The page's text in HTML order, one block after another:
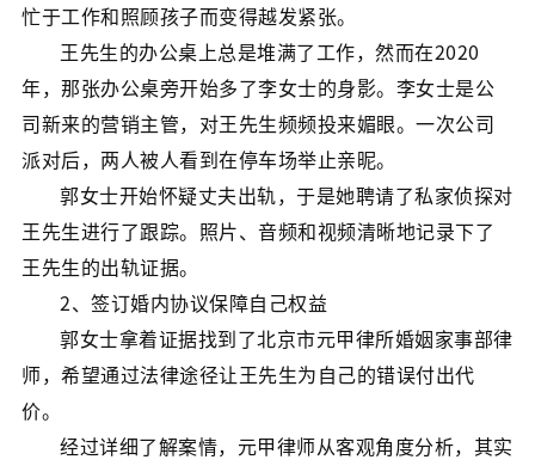
忙于工作和照顾孩子而变得越发紧张。
王先生的办公桌上总是堆满了工作，然而在2020
年，那张办公桌旁开始多了李女士的身影。李女士是公
司新来的营销主管，对王先生频频投来媚眼。一次公司
派对后，两人被人看到在停车场举止亲昵。
郭女士开始怀疑丈夫出轨，于是她聘请了私家侦探对
王先生进行了跟踪。照片、音频和视频清晰地记录下了
王先生的出轨证据。
2、签订婚内协议保障自己权益
郭女士拿着证据找到了北京市元甲律所婚姻家事部律
师，希望通过法律途径让王先生为自己的错误付出代
价。
经过详细了解案情，元甲律师从客观角度分析，其实